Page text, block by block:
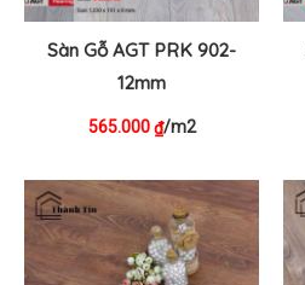
Sàn Gỗ AGT PRK 902-
12mm
565.000₫/m2